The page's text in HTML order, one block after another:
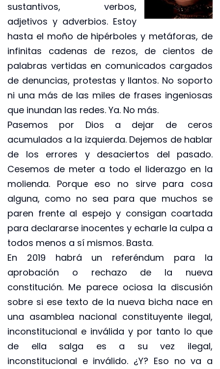
sustantivos, verbos,
adjetivos y adverbios. Estoy
hasta el moño de hipérboles y metáforas, de
infinitas cadenas de rezos, de cientos de
palabras vertidas en comunicados cargados
de denuncias, protestas y llantos. No soporto
ni una más de las miles de frases ingeniosas
que inundan las redes. Ya. No más.
Pasemos por Dios a dejar de ceros
acumulados a la izquierda. Dejemos de hablar
de los errores y desaciertos del pasado.
Cesemos de meter a todo el liderazgo en la
molienda. Porque eso no sirve para cosa
alguna, como no sea para que muchos se
paren frente al espejo y consigan coartada
para declararse inocentes y echarle la culpa a
todos menos a sí mismos. Basta.
En 2019 habrá un referéndum para la
aprobación o rechazo de la nueva
constitución. Me parece ociosa la discusión
sobre si ese texto de la nueva bicha nace en
una asamblea nacional constituyente ilegal,
inconstitucional e inválida y por tanto lo que
de ella salga es a su vez ilegal,
inconstitucional e inválido. ¿Y? Eso no va a